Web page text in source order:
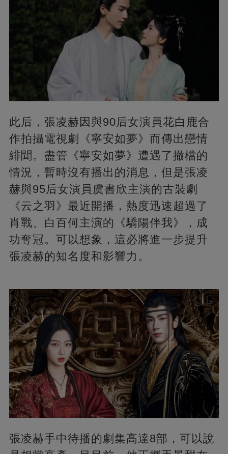
此后，張凌赫因與90后女演員花白鹿合
作拍攝電視劇《寧安如夢》而傳出戀情
緋聞。盡管《寧安如夢》遭遇了撤檔的
情況，暫時沒有播出的消息，但是張凌
赫與95后女演員虞書欣主演的古裝劇
《云之羽》最近開播，熱度迅速超過了
肖戰、白百何主演的《驕陽伴我》，成
功奪冠。可以想象，這必將進一步提升
張凌赫的知名度和影響力。
張凌赫手中待播的劇集高達8部，可以說